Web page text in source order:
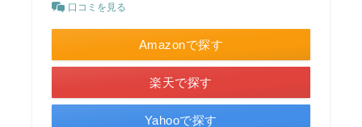
口コミを見る
Amazonで探す
楽天で探す
Yahooで探す